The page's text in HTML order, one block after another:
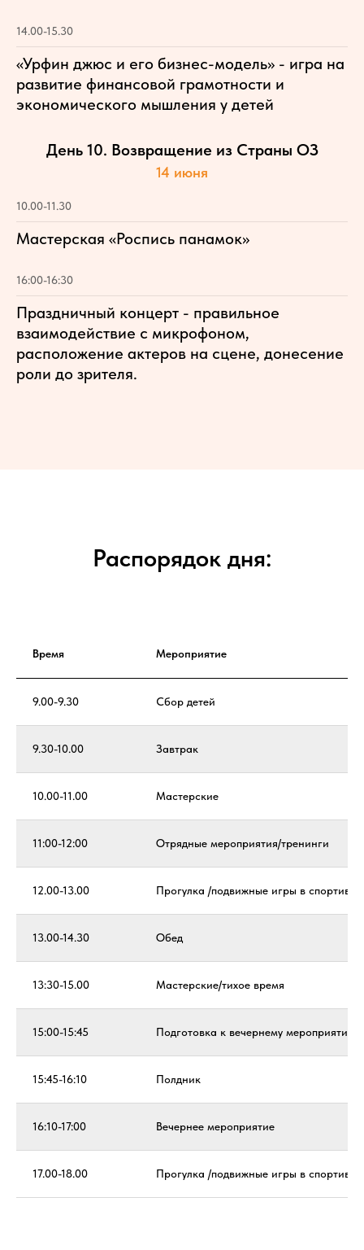
14.00-15.30
«Урфин джюс и его бизнес-модель» - игра на
развитие финансовой грамотности и
экономического мышления у детей
День 10. Возвращение из Страны ОЗ
14 июня
10.00-11.30
Мастерская «Роспись панамок»
16:00-16:30
Праздничный концерт - правильное
взаимодействие с микрофоном,
расположение актеров на сцене, донесение
роли до зрителя.
Распорядок дня:
Время Мероприятие
9.00-9.30 Сбор детей
9.30-10.00 Завтрак
10.00-11.00 Мастерские
11:00-12:00 Отрядные мероприятия/тренинги
12.00-13.00 Прогулка /подвижные игры в
13.00-14.30 Обед
13:30-15.00 Мастерские/тихое время
15:00-15:45 Подготовка к вечернему мероприятию
15:45-16:10 Полдник
16:10-17:00 Вечернее мероприятие
17.00-18.00 Прогулка /подвижные игры в